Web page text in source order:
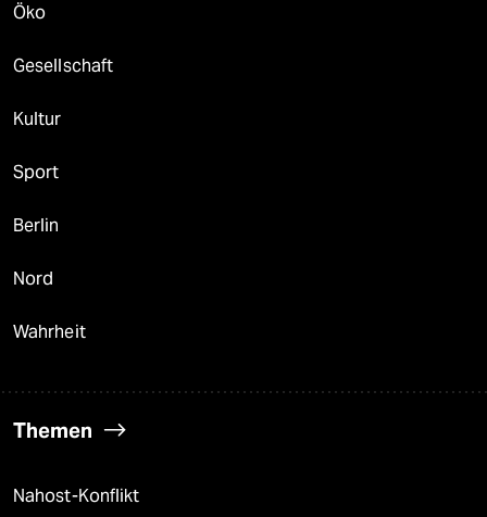
Öko
Gesellschaft
Kultur
Sport
Berlin
Nord
Wahrheit
Themen
Nahost-Konflikt